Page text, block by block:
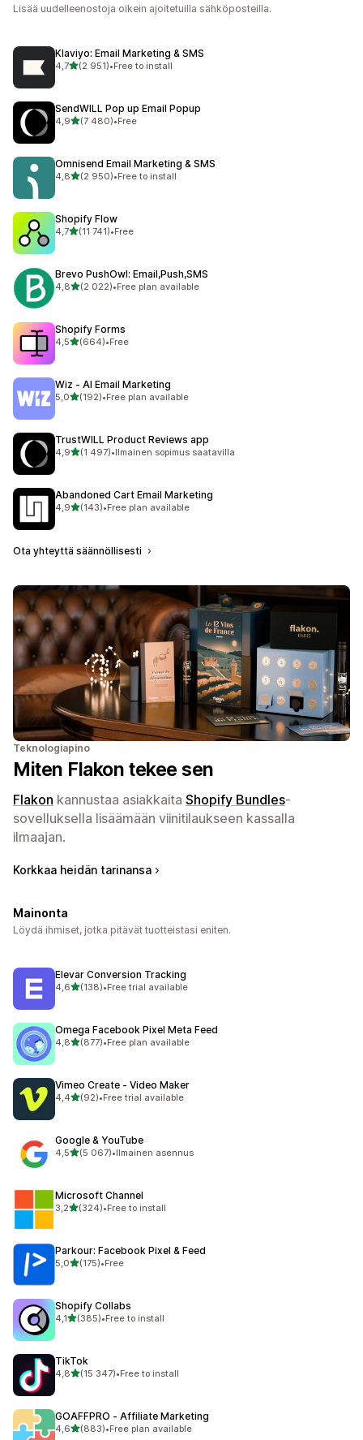
Lisää uudelleenostoja oikein ajoitetuilla sähköposteilla.
Klaviyo: Email Marketing & SMS
4,7/ 5 tähteä
(2 951)
2951 arvostelua yhteensä
•Free to install
SendWILL Pop up Email Popup
4,9/ 5 tähteä
(7 480)
7480 arvostelua yhteensä
•Free
Omnisend Email Marketing & SMS
4,8/ 5 tähteä
(2 950)
2950 arvostelua yhteensä
•Free to install
Shopify Flow
4,7/ 5 tähteä
(11 741)
11741 arvostelua yhteensä
•Free
Brevo PushOwl: Email,Push,SMS
4,8/ 5 tähteä
(2 022)
2022 arvostelua yhteensä
•Free plan available
Shopify Forms
4,5/ 5 tähteä
(664)
664 arvostelua yhteensä
•Free
Wiz ‑ AI Email Marketing
5,0/ 5 tähteä
(192)
192 arvostelua yhteensä
•Free plan available
TrustWILL Product Reviews app
4,9/ 5 tähteä
(1 497)
1497 arvostelua yhteensä
•Ilmainen sopimus saatavilla
Abandoned Cart Email Marketing
4,9/ 5 tähteä
(143)
143 arvostelua yhteensä
•Free plan available
Ota yhteyttä säännöllisesti
Teknologiapino
Miten Flakon tekee sen
Flakon kannustaa asiakkaita Shopify Bundles-
sovelluksella lisäämään viinitilaukseen kassalla
ilmaajan.
Korkkaa heidän tarinansa
Mainonta
Löydä ihmiset, jotka pitävät tuotteistasi eniten.
Elevar Conversion Tracking
4,6/ 5 tähteä
(138)
138 arvostelua yhteensä
•Free trial available
Omega Facebook Pixel Meta Feed
4,8/ 5 tähteä
(877)
877 arvostelua yhteensä
•Free plan available
Vimeo Create ‑ Video Maker
4,4/ 5 tähteä
(92)
92 arvostelua yhteensä
•Free trial available
Google & YouTube
4,5/ 5 tähteä
(5 067)
5067 arvostelua yhteensä
•Ilmainen asennus
Microsoft Channel
3,2/ 5 tähteä
(324)
324 arvostelua yhteensä
•Free to install
Parkour: Facebook Pixel & Feed
5,0/ 5 tähteä
(175)
175 arvostelua yhteensä
•Free
Shopify Collabs
4,1/ 5 tähteä
(385)
385 arvostelua yhteensä
•Free to install
TikTok
4,8/ 5 tähteä
(15 347)
15347 arvostelua yhteensä
•Free to install
GOAFFPRO ‑ Affiliate Marketing
4,6/ 5 tähteä
(883)
883 arvostelua yhteensä
•Free plan available